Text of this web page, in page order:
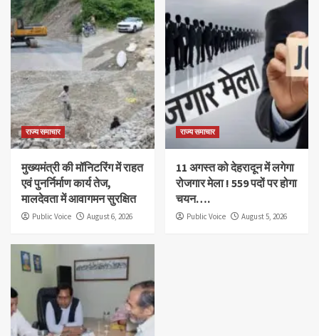
राज्य समाचार
मुख्यमंत्री की मॉनिटरिंग में राहत
एवं पुनर्निर्माण कार्य तेज,
मालदेवता में आवागमन सुरक्षित
Public Voice August 6, 2026
राज्य समाचार
11 अगस्त को देहरादून में लगेगा
रोजगार मेला ! 559 पदों पर होगा
चयन….
Public Voice August 5, 2026